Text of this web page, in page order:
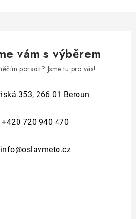
vám s výběrem
poradit? Jsme tu pro vás!
353, 266 01 Beroun
+420 720 940 470
info@oslavmeto.cz